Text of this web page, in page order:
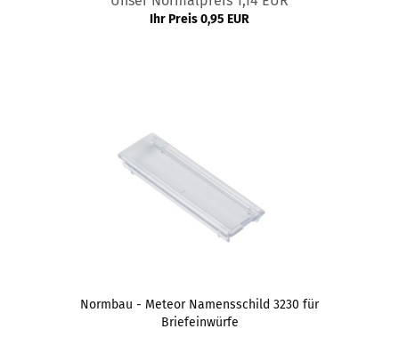
Ihr Preis 0,95 EUR
Normbau - Meteor Namensschild 3230 für
Briefeinwürfe